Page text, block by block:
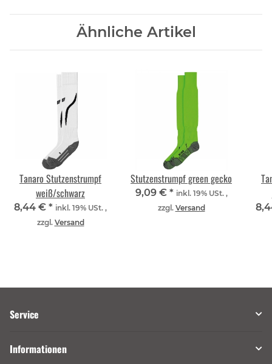
Ähnliche Artikel
Tanaro Stutzenstrumpf
weiß/schwarz
8,44 € * inkl. 19% USt. ,
zzgl. Versand
Stutzenstrumpf green gecko
9,09 € * inkl. 19% USt. ,
zzgl. Versand
Service
Informationen